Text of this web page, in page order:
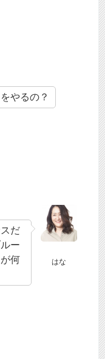
やるの？
はな
だ
ー
何